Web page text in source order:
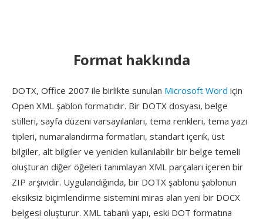
Format hakkında
DOTX, Office 2007 ile birlikte sunulan Microsoft Word için
Open XML şablon formatıdır. Bir DOTX dosyası, belge
stilleri, sayfa düzeni varsayılanları, tema renkleri, tema yazı
tipleri, numaralandırma formatları, standart içerik, üst
bilgiler, alt bilgiler ve yeniden kullanılabilir bir belge temeli
oluşturan diğer öğeleri tanımlayan XML parçaları içeren bir
ZIP arşividir. Uygulandığında, bir DOTX şablonu şablonun
eksiksiz biçimlendirme sistemini miras alan yeni bir DOCX
belgesi oluşturur. XML tabanlı yapı, eski DOT formatına